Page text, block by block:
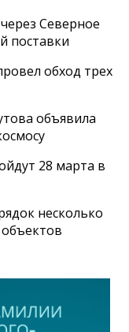
Северное
поставки
обход трех
объявила
28 марта в
несколько